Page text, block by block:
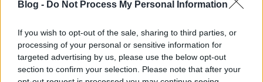
Blog - Do Not Process My Personal Information
If you wish to opt-out of the sale, sharing to third parties, or
processing of your personal or sensitive information for
targeted advertising by us, please use the below opt-out
section to confirm your selection. Please note that after your
Nézzünk meg egy tényezőt, ami sokakat foglalkoztat